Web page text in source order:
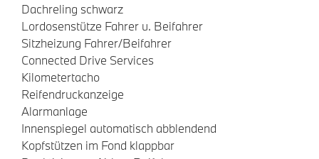
Dachreling schwarz
Lordosenstütze Fahrer u. Beifahrer
Sitzheizung Fahrer/Beifahrer
Connected Drive Services
Kilometertacho
Reifendruckanzeige
Alarmanlage
Innenspiegel automatisch abblendend
Kopfstützen im Fond klappbar